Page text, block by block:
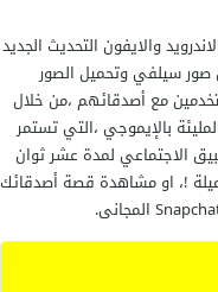
والايفون التحديث الجديد
صور سيلفي وتحميل الصور
مع أصدقائهم ،من خلال
بالإيموجي ،التي تستمر
الاجتماعي لمدة عشر ثوان
!، او مشاهدة قصة أصدقائك